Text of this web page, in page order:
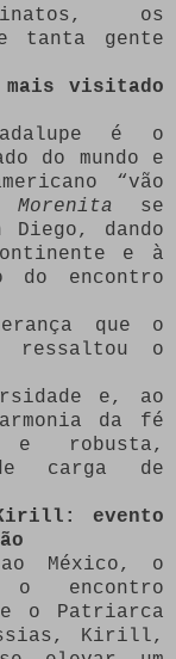
os
tanta gente
mais visitado
é o
do mundo e
“vão
Morenita se
Diego, dando
e à
encontro
que o
ressaltou o
e, ao
da fé
e robusta,
carga de
Kirill: evento
México, o
o encontro
o Patriarca
Kirill,